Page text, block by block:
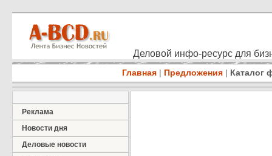
Деловой инфо-ресурс для
Главная | Предложения | Каталог
Реклама
Новости дня
Деловые новости